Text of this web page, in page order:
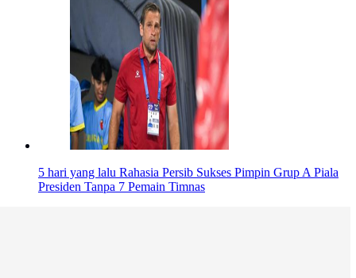
5 hari yang lalu Rahasia Persib Sukses Pimpin Grup A Piala
Presiden Tanpa 7 Pemain Timnas